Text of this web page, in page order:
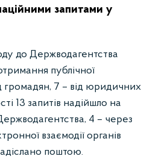
запитами у
до Держводагентства
публічної
громадян, 7 – від юридичних
13 запитів надійшло на
4 – через
взаємодії органів
поштою.